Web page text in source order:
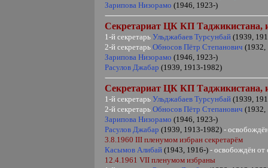
Зарипова Низорамо (1946, 1923-)
Секретариат ЦК КП Таджикистана,
1-й секретарь Ульджабаев Турсунбай (1939,
2-й секретарь Обносов Пётр Степанович (1932,
Зарипова Низорамо (1946, 1923-)
Расулов Джабар (1939, 1913-1982)
Секретариат ЦК КП Таджикистана,
1-й секретарь Ульджабаев Турсунбай (1939,
2-й секретарь Обносов Пётр Степанович
Зарипова Низорамо (1946, 1923-)
Расулов Джабар (1939, 1913-1982)-
3.8.1960III пленумом избран секретарём
Касымов Алибай (1943, 1916-) - освобождён от
12.4.1961VII пленумом избраны